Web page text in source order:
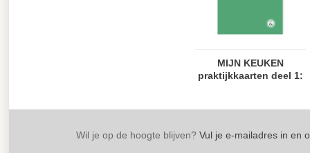
MIJN KEUKEN
praktijkkaarten deel 1:
Wil je op de hoogte blijven? Vul je e-mailadres in en